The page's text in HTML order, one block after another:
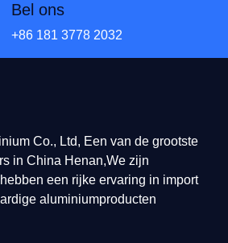
Bel ons
+86 181 3778 2032
Co., Ltd, Een van de grootste
in China Henan,We zijn
een rijke ervaring in import
aluminiumproducten